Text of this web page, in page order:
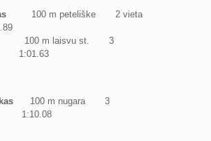
100 m peteliške 2 vieta
st. 3
100 m nugara 3